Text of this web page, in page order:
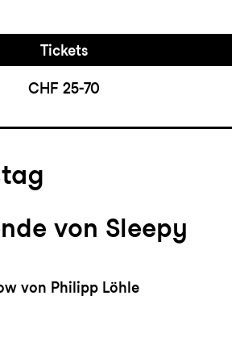
Tickets
CHF 25-70
von Sleepy
von Philipp Löhle